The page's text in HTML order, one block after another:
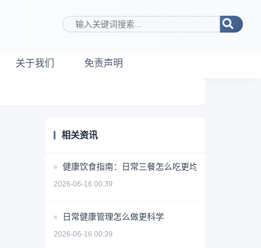
搜索关键词
关于我们 免责声明
相关资讯
健康饮食指南：日常三餐怎么吃更均衡
2026-06-16 00:39
日常健康管理怎么做更科学
2026-06-16 00:39